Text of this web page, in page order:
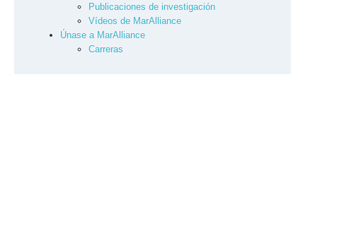
Publicaciones de investigación
Vídeos de MarAlliance
Únase a MarAlliance
Carreras